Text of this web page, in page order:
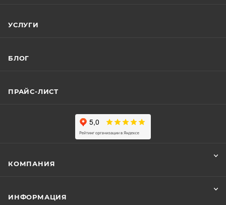
УСЛУГИ
БЛОГ
ПРАЙС-ЛИСТ
КОМПАНИЯ
ИНФОРМАЦИЯ